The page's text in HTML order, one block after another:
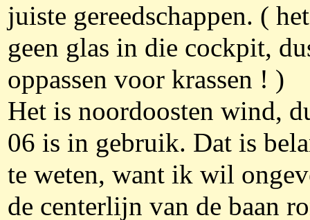
juiste gereedschappen. (
geen glas in die cockpit,
oppassen voor krassen ! )
Het is noordoosten wind,
06 is in gebruik. Dat is
te weten, want ik wil
de centerlijn van de baan